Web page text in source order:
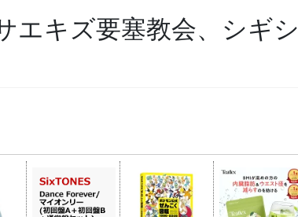
エキズ要塞教会、シギシ